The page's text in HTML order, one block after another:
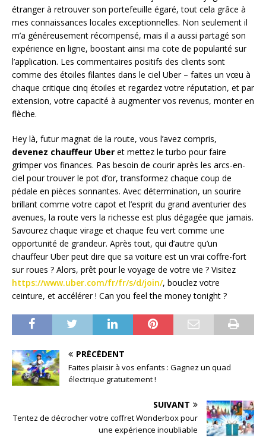
étranger à retrouver son portefeuille égaré, tout cela grâce à
mes connaissances locales exceptionnelles. Non seulement il
m’a généreusement récompensé, mais il a aussi partagé son
expérience en ligne, boostant ainsi ma cote de popularité sur
l’application. Les commentaires positifs des clients sont
comme des étoiles filantes dans le ciel Uber – faites un vœu à
chaque critique cinq étoiles et regardez votre réputation, et par
extension, votre capacité à augmenter vos revenus, monter en
flèche.
Hey là, futur magnat de la route, vous l’avez compris,
devenez chauffeur Uber et mettez le turbo pour faire
grimper vos finances. Pas besoin de courir après les arcs-en-
ciel pour trouver le pot d’or, transformez chaque coup de
pédale en pièces sonnantes. Avec détermination, un sourire
brillant comme votre capot et l’esprit du grand aventurier des
avenues, la route vers la richesse est plus dégagée que jamais.
Savourez chaque virage et chaque feu vert comme une
opportunité de grandeur. Après tout, qui d’autre qu’un
chauffeur Uber peut dire que sa voiture est un vrai coffre-fort
sur roues ? Alors, prêt pour le voyage de votre vie ? Visitez
https://www.uber.com/fr/fr/s/d/join/, bouclez votre
ceinture, et accélérer ! Can you feel the money tonight ?
PRÉCÉDENT
Faites plaisir à vos enfants : Gagnez un quad
électrique gratuitement !
SUIVANT
Tentez de décrocher votre coffret Wonderbox pour
une expérience inoubliable